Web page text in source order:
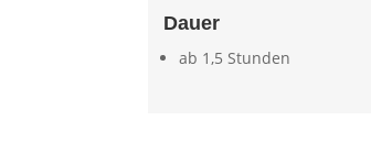
Dauer
ab 1,5 Stunden